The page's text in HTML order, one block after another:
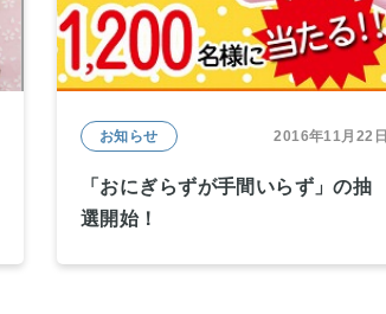
お知らせ 2016年11月22日
「おにぎらずが手間いらず」の抽
選開始！